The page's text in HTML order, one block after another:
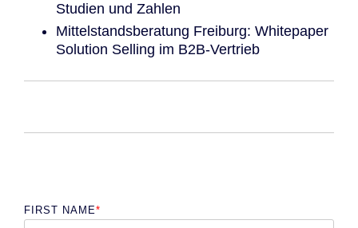
Studien und Zahlen
Mittelstandsberatung Freiburg: Whitepaper
Solution Selling im B2B-Vertrieb
FIRST NAME*